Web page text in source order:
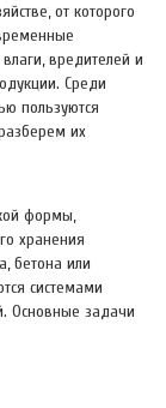
от которого
вредителей и
Среди
пользуются
их
формы,
хранения
бетона или
системами
Основные задачи